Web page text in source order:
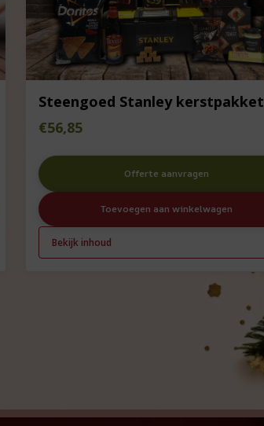
Steengoed Stanley kerstpakket
€56,85
Offerte aanvragen
Toevoegen aan winkelwagen
Bekijk inhoud